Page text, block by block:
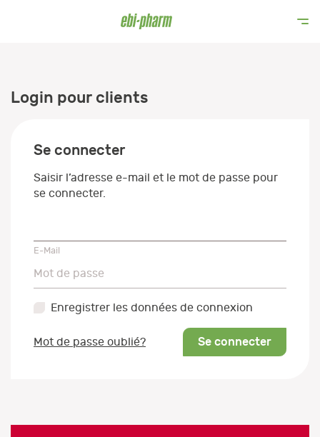
Login pour clients
Se connecter
Saisir l’adresse e-mail et le mot de passe pour
se connecter.
E-Mail
Mot de passe
Mot de passe
Enregistrer les données de connexion
Mot de passe oublié? Se connecter